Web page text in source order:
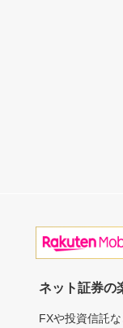
ネット証券の
FXや投資信託